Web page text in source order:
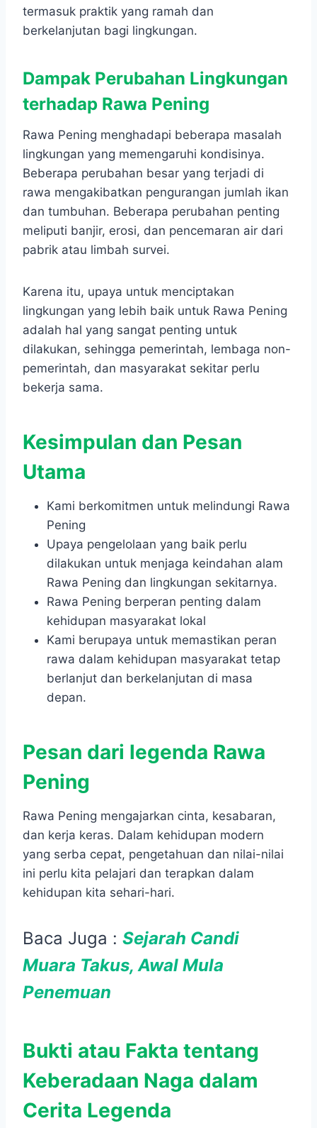
termasuk praktik yang ramah dan
berkelanjutan bagi lingkungan.
Dampak Perubahan Lingkungan
terhadap Rawa Pening
Rawa Pening menghadapi beberapa masalah
lingkungan yang memengaruhi kondisinya.
Beberapa perubahan besar yang terjadi di
rawa mengakibatkan pengurangan jumlah ikan
dan tumbuhan. Beberapa perubahan penting
meliputi banjir, erosi, dan pencemaran air dari
pabrik atau limbah survei.
Karena itu, upaya untuk menciptakan
lingkungan yang lebih baik untuk Rawa Pening
adalah hal yang sangat penting untuk
dilakukan, sehingga pemerintah, lembaga non-
pemerintah, dan masyarakat sekitar perlu
bekerja sama.
Kesimpulan dan Pesan
Utama
Kami berkomitmen untuk melindungi Rawa
Pening
Upaya pengelolaan yang baik perlu
dilakukan untuk menjaga keindahan alam
Rawa Pening dan lingkungan sekitarnya.
Rawa Pening berperan penting dalam
kehidupan masyarakat lokal
Kami berupaya untuk memastikan peran
rawa dalam kehidupan masyarakat tetap
berlanjut dan berkelanjutan di masa
depan.
Pesan dari legenda Rawa
Pening
Rawa Pening mengajarkan cinta, kesabaran,
dan kerja keras. Dalam kehidupan modern
yang serba cepat, pengetahuan dan nilai-nilai
ini perlu kita pelajari dan terapkan dalam
kehidupan kita sehari-hari.
Baca Juga : Sejarah Candi
Muara Takus, Awal Mula
Penemuan
Bukti atau Fakta tentang
Keberadaan Naga dalam
Cerita Legenda